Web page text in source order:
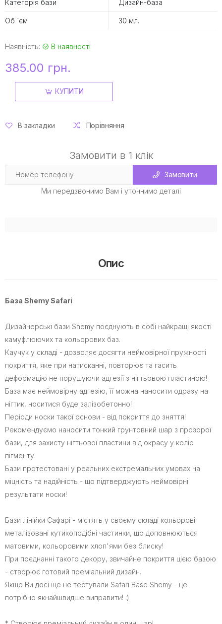
Категорія бази Дизайн-база
Об `єм 30 мл.
Наявність: В наявності
385.00 грн.
КУПИТИ
В закладки Порівняння
Замовити в 1 клік
Замовити
Ми передзвонимо Вам і уточнимо деталі
Опис
База Shemy Safari
Дизайнерські бази Shemy поєднують в собі найкращі якості
камуфлюючих та кольорових баз.
Каучук у складі - дозволяє досягти неймовірної пружності
покриття, яке при натисканні, повторює та гасить
деформацію не порушуючи адгезії з нігтьовою пластиною!
База має неймовірну адгезію, її можна наносити одразу на
нігтик, носитися буде залізобетонно!
Періоди носки такої основи - від покриття до зняття!
Рекомендуємо наносити тонкий грунтовний шар з прозорої
бази, для захисту нігтьової пластини від окрасу у колір
пігменту.
Бази протестовані у реальних екстремальних умовах на
міцність та надійність - що підтверджують неймовірні
результати носки!
Бази лінійки Сафарі - містять у своєму складі кольорові
металізовані кутикоподібні частинки, що доповнюються
матовими, кольоровими хлоп'ями без блиску!
При поєднанні такого декору, звичайне покриття цією базою
- створює готовий преміальний дизайн.
Якщо Ви досі ще не тестували Safari Base Shemy - це
потрібно якнайшвидше виправити! :)